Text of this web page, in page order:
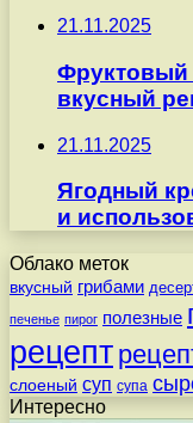
21.11.2025
Фруктовый
вкусный
21.11.2025
Ягодный
и
Облако меток
вкусный грибами
печенье пирог полезные
рецепт
слоеный суп супа
Интересно